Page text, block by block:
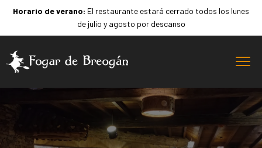
Horario de verano: El restaurante estará cerrado todos los lunes
de julio y agosto por descanso